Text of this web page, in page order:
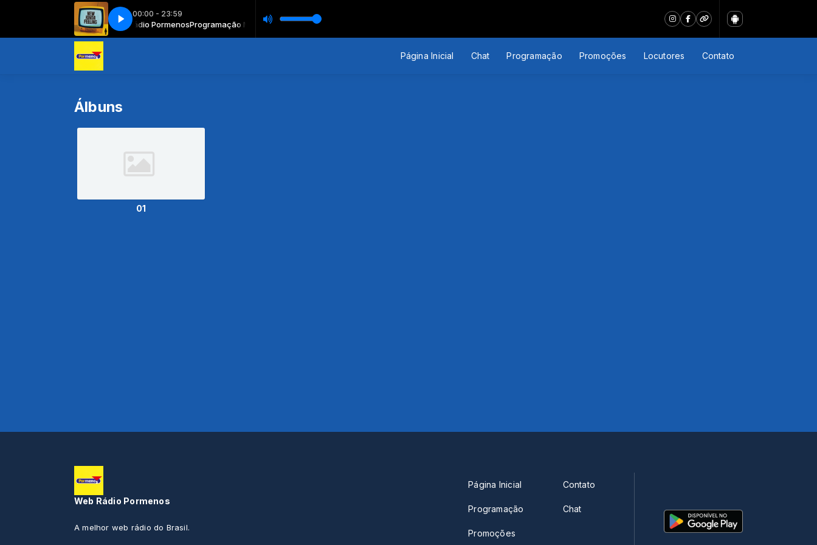
00:00 - 23:59
Programação Musical com Rádio PormenosProgramação Musical com Rádio Pormenos
New Kinda Feeling New Kinda Feeling
Página Inicial Chat Programação Promoções Locutores Contato
Álbuns
01
Web Rádio Pormenos
A melhor web rádio do Brasil.
Página Inicial
Programação
Promoções
Contato
Chat